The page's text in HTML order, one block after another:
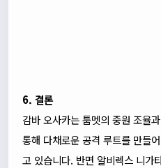
6. 결론
감바 오사카는 툼멧의 중원 조율
통해 다채로운 공격 루트를 만들
고 있습니다. 반면 알비렉스 니가